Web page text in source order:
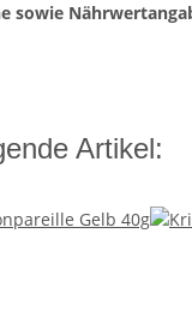
Artikel: